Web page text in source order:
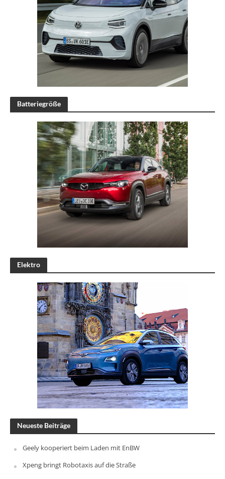
Batteriegröße
Elektro
Neueste Beiträge
Geely kooperiert beim Laden mit EnBW
Xpeng bringt Robotaxis auf die Straße